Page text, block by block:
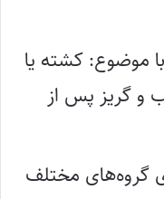
موضوع: کشته یا
و گریز پس از
گروه‌های مختلف